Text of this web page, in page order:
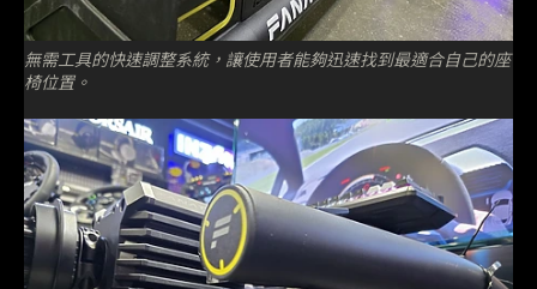
無需工具的快速調整系統，讓使用者能夠迅速找到最適合自己的座
椅位置。